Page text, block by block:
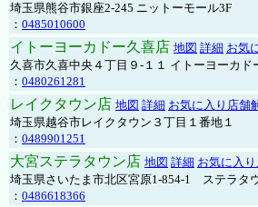
埼玉県熊谷市銀座2-245 ニットーモール3F
： 0485010600
イトーヨーカドー久喜店 地図 詳細 お気
久喜市久喜中央４丁目９-１１ イトーヨーカド
： 0480261281
レイクタウン店 地図 詳細 お気に入り店舗
埼玉県越谷市レイクタウン３丁目１番地１
： 0489901251
大宮ステラタウン店 地図 詳細 お気に入
埼玉県さいたま市北区宮原1-854-1 ステラタ
： 0486618366